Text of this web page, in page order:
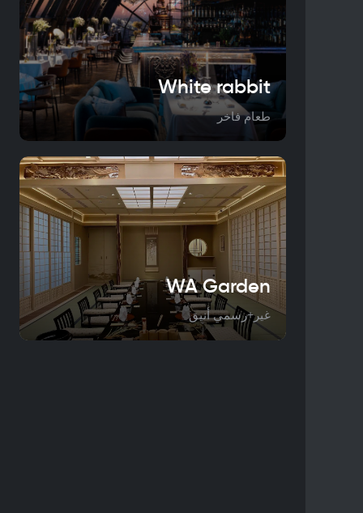
White rabbit
طعام فاخر
WA Garden
غير+رسمي أنيق